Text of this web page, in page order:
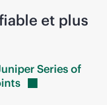
et plus
Series of